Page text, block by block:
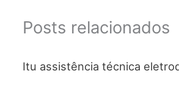
Posts relacionados
Itu assistência técnica